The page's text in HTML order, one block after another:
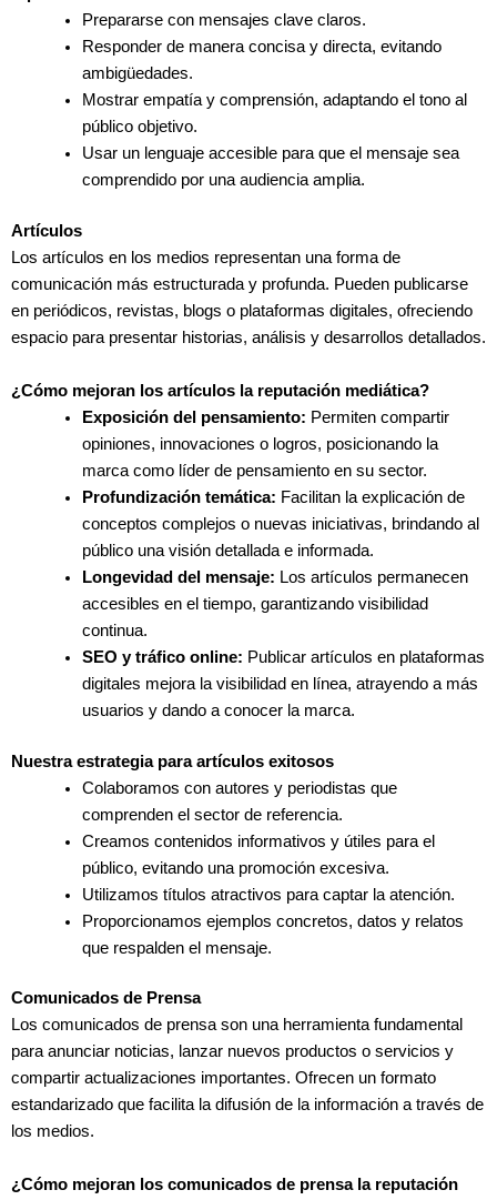
Prepararse con mensajes clave claros.
Responder de manera concisa y directa, evitando
ambigüedades.
Mostrar empatía y comprensión, adaptando el tono al
público objetivo.
Usar un lenguaje accesible para que el mensaje sea
comprendido por una audiencia amplia.
Artículos
Los artículos en los medios representan una forma de
comunicación más estructurada y profunda. Pueden publicarse
en periódicos, revistas, blogs o plataformas digitales, ofreciendo
espacio para presentar historias, análisis y desarrollos detallados.
¿Cómo mejoran los artículos la reputación mediática?
Exposición del pensamiento: Permiten compartir
opiniones, innovaciones o logros, posicionando la
marca como líder de pensamiento en su sector.
Profundización temática: Facilitan la explicación de
conceptos complejos o nuevas iniciativas, brindando al
público una visión detallada e informada.
Longevidad del mensaje: Los artículos permanecen
accesibles en el tiempo, garantizando visibilidad
continua.
SEO y tráfico online: Publicar artículos en plataformas
digitales mejora la visibilidad en línea, atrayendo a más
usuarios y dando a conocer la marca.
Nuestra estrategia para artículos exitosos
Colaboramos con autores y periodistas que
comprenden el sector de referencia.
Creamos contenidos informativos y útiles para el
público, evitando una promoción excesiva.
Utilizamos títulos atractivos para captar la atención.
Proporcionamos ejemplos concretos, datos y relatos
que respalden el mensaje.
Comunicados de Prensa
Los comunicados de prensa son una herramienta fundamental
para anunciar noticias, lanzar nuevos productos o servicios y
compartir actualizaciones importantes. Ofrecen un formato
estandarizado que facilita la difusión de la información a través de
los medios.
¿Cómo mejoran los comunicados de prensa la reputación